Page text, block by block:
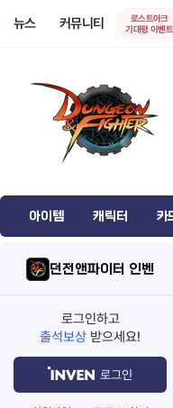
뉴스 커뮤니티
로스트아크
기대평 이벤트
아이템 캐릭터 카
던전앤파이터 인벤
로그인하고
출석보상 받으세요!
로그인